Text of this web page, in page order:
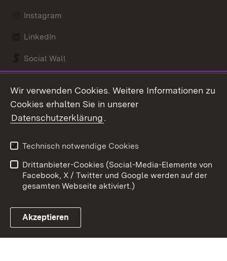
Instagram
LinkedIn
Social Wall
Link zum Landesportal
Kontakt
Barrierefreiheit
Impressum
Cookies
Wir verwenden Cookies. Weitere Informationen zu
Cookies erhalten Sie in unserer
Datenschutzerklärung.
Technisch notwendige Cookies
Drittanbieter-Cookies (Social-Media-Elemente von
Facebook, X / Twitter und Google werden auf der
gesamten Webseite aktiviert.)
Akzeptieren